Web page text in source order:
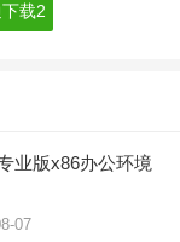
载2
业版x86办公环境
07